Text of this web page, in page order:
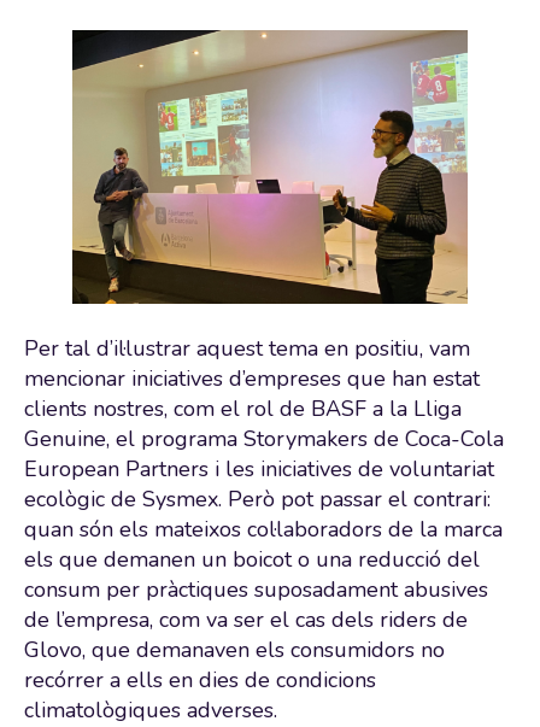
Per tal d’il·lustrar aquest tema en positiu, vam
mencionar iniciatives d’empreses que han estat
clients nostres, com el rol de BASF a la Lliga
Genuine, el programa Storymakers de Coca-Cola
European Partners i les iniciatives de voluntariat
ecològic de Sysmex. Però pot passar el contrari:
quan són els mateixos col·laboradors de la marca
els que demanen un boicot o una reducció del
consum per pràctiques suposadament abusives
de l’empresa, com va ser el cas dels riders de
Glovo, que demanaven els consumidors no
recórrer a ells en dies de condicions
climatològiques adverses.